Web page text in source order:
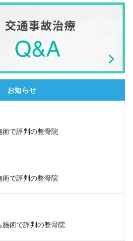
お知らせ
で評判の整骨院
術で評判の整骨院
術で評判の整骨院